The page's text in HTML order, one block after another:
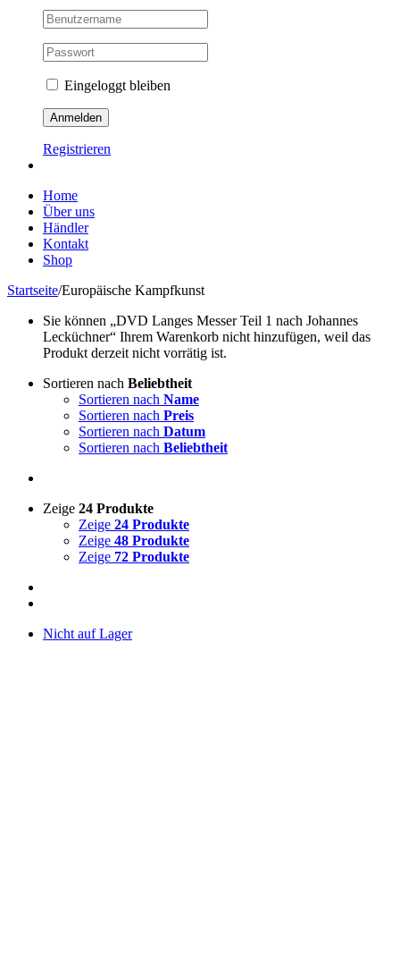
Eingeloggt bleiben
Registrieren
Home
Über uns
Händler
Kontakt
Shop
Startseite/Europäische Kampfkunst
Sie können „DVD Langes Messer Teil 1 nach Johannes
Lecküchner“ Ihrem Warenkorb nicht hinzufügen, weil das
Produkt derzeit nicht vorrätig ist.
Sortieren nach Beliebtheit
Sortieren nach Name
Sortieren nach Preis
Sortieren nach Datum
Sortieren nach Beliebtheit
Zeige 24 Produkte
Zeige 24 Produkte
Zeige 48 Produkte
Zeige 72 Produkte
Nicht auf Lager